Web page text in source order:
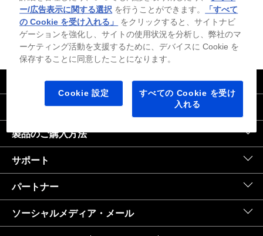
的にアップデートされ、有効になります。高速インターネットとMicrosoftアカウ
ントが必要になります。ISPの料金が適用され、今後アップデートの際に要件が追
加される場合があります。http://www.windows.com 外部リンクアイコンをご覧く
ださい。
｜United States HP.com
会社情報
製品のご購入方法
サポート
パートナー
ソーシャルメディア・メール
ー/広告表示に関する選択 を行うことができます。
「すべて
の Cookie を受け入れる」
をクリックすると、サイトナビ
ゲーションを強化し、サイトの使用状況を分析し、弊社のマ
ーケティング活動を支援するために、デバイスに Cookie を
保存することに同意したことになります。
Cookie 設定
すべての Cookie を受け
入れる